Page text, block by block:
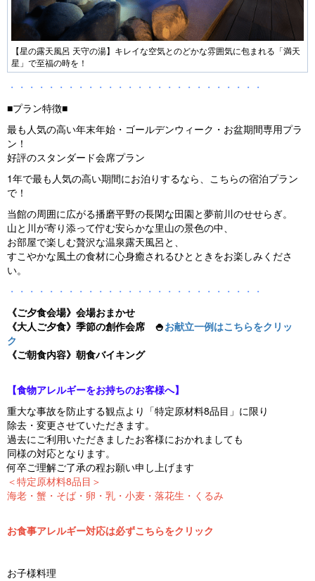
【星の露天風呂 天守の湯】キレイな空気とのどかな雰囲気に包まれる「満天
星」で至福の時を！
・・・・・・・・・・・・・・・・・・・・・・・・・・
■プラン特徴■
最も人気の高い年末年始・ゴールデンウィーク・お盆期間専用プラ
ン！
好評のスタンダード会席プラン
1年で最も人気の高い期間にお泊りするなら、こちらの宿泊プラン
で！
当館の周囲に広がる播磨平野の長閑な田園と夢前川のせせらぎ。
山と川が寄り添って佇む安らかな里山の景色の中、
お部屋で楽しむ贅沢な温泉露天風呂と、
すこやかな風土の食材に心身癒されるひとときをお楽しみくださ
い。
・・・・・・・・・・・・・・・・・・・・・・・・・・
《ご夕食会場》会場おまかせ
《大人ご夕食》季節の創作会席
🍚お献立一例はこちらをクリッ
ク
《ご朝食内容》朝食バイキング
【食物アレルギーをお持ちのお客様へ】
重大な事故を防止する観点より「特定原材料8品目」に限り
除去・変更させていただきます。
過去にご利用いただきましたお客様におかれましても
同様の対応となります。
何卒ご理解ご了承の程お願い申し上げます
＜特定原材料8品目＞
海老・蟹・そば・卵・乳・小麦・落花生・くるみ
お食事アレルギー対応は必ずこちらをクリック
お子様料理